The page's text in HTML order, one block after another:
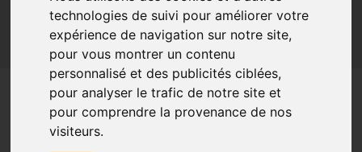
technologies de suivi pour améliorer votre
expérience de navigation sur notre site,
pour vous montrer un contenu
personnalisé et des publicités ciblées,
pour analyser le trafic de notre site et
pour comprendre la provenance de nos
visiteurs.
Actualités
Plateformes en ligne
Economie collaborative
Innovation et digitalisation
Mon Parc Num
Informatique Europe
Enquête sur les Usages en
Cyber Sécurité des TPE/PME